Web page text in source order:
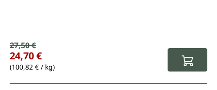
Prezzo di vendita:
Prezzo normale:
27,50 €
24,70 €
(100,82 € / kg)